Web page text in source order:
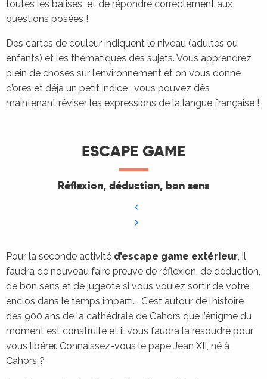
toutes les balises et de répondre correctement aux
questions posées !
Des cartes de couleur indiquent le niveau (adultes ou
enfants) et les thématiques des sujets. Vous apprendrez
plein de choses sur l’environnement et on vous donne
d’ores et déja un petit indice : vous pouvez dès
maintenant réviser les expressions de la langue française !
ESCAPE GAME
Réflexion, déduction, bon sens
Pour la seconde activité d’escape game extérieur, il
faudra de nouveau faire preuve de réflexion, de déduction,
de bon sens et de jugeote si vous voulez sortir de votre
enclos dans le temps imparti…. C’est autour de l’histoire
des 900 ans de la cathédrale de Cahors que l’énigme du
moment est construite et il vous faudra la résoudre pour
vous libérer. Connaissez-vous le pape Jean XII, né à
Cahors ?